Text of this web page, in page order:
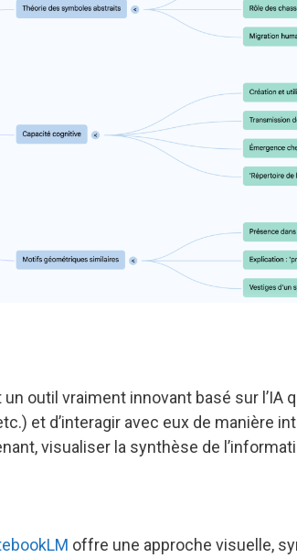
un outil vraiment innovant basé sur l’IA
et d’interagir avec eux de manière
visualiser la synthèse de
offre une approche visuelle,